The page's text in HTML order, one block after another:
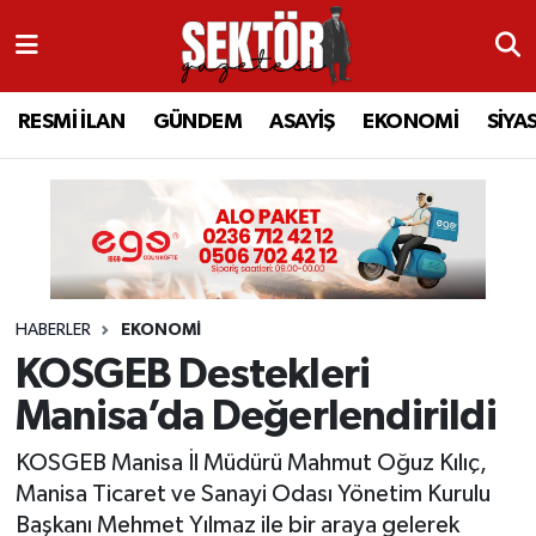
RESMİ İLAN GÜNDEM ASAYİŞ EKONOMİ
HABERLER EKONOMİ
KOSGEB Destekleri
Manisa’da Değerlendirildi
KOSGEB Manisa İl Müdürü Mahmut Oğuz Kılıç,
Manisa Ticaret ve Sanayi Odası Yönetim Kurulu
Başkanı Mehmet Yılmaz ile bir araya gelerek
RESMİ İLAN
EKONOMİ
SİYASET
EĞİTİM
SAĞLIK
SPOR
MANİSA
AKHİSAR
ALAŞEHİR
KULA
YUNUSEMRE
ŞEHZADELER
RESMİ İLAN
MANİSA
ALAŞEHİR
DEMİRCİ
GÖLMARMARA
GÖRDES
KIRKAĞAÇ
ARAMIZDAN AYRILANLAR
BİR ZAMANLAR SALİHLİ
SİZİN SESİNİZ
GÜNDEM
ASAYİŞ
SİYASET
Manisa Nöbetçi Eczaneler
Manisa Namaz Vakitleri
Manisa Trafik Yoğunluk Haritası
Süper Lig Puan Durumu ve Fikstür
Tüm Manşetler
Son Dakika Haberleri
Haber Arşivi